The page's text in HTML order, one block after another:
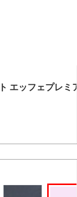
エッフェプレミア